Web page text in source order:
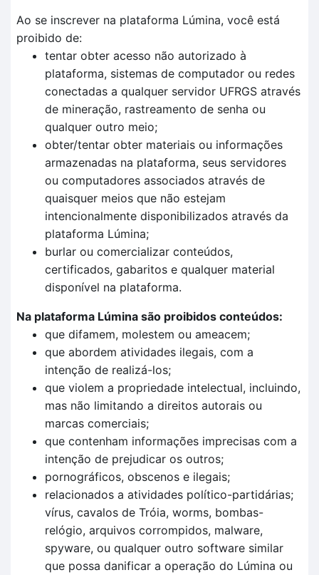
Ao se inscrever na plataforma Lúmina, você está
proibido de:
tentar obter acesso não autorizado à
plataforma, sistemas de computador ou redes
conectadas a qualquer servidor UFRGS através
de mineração, rastreamento de senha ou
qualquer outro meio;
obter/tentar obter materiais ou informações
armazenadas na plataforma, seus servidores
ou computadores associados através de
quaisquer meios que não estejam
intencionalmente disponibilizados através da
plataforma Lúmina;
burlar ou comercializar conteúdos,
certificados, gabaritos e qualquer material
disponível na plataforma.
Na plataforma Lúmina são proibidos conteúdos:
que difamem, molestem ou ameacem;
que abordem atividades ilegais, com a
intenção de realizá-los;
que violem a propriedade intelectual, incluindo,
mas não limitando a direitos autorais ou
marcas comerciais;
que contenham informações imprecisas com a
intenção de prejudicar os outros;
pornográficos, obscenos e ilegais;
relacionados a atividades político-partidárias;
vírus, cavalos de Tróia, worms, bombas-
relógio, arquivos corrompidos, malware,
spyware, ou qualquer outro software similar
que possa danificar a operação do Lúmina ou